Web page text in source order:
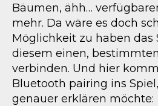
Bäumen, ähh…
mehr. Da wäre es doch
Möglichkeit zu haben
diesem einen,
verbinden. Und hier
Bluetooth pairing ins
genauer erklären möchte: